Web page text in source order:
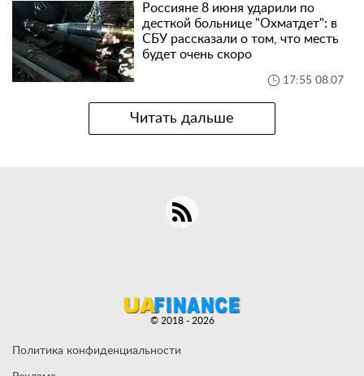
Россияне 8 июня ударили по
десткой больнице "Охматдет": в
СБУ рассказали о том, что месть
будет очень скоро
17:55 08.07
Читать дальше
Политика конфиденциальности
© 2018 - 2026